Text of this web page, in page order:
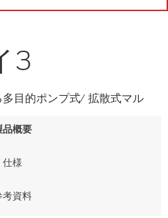
3
目的ポンプ式/ 拡散式マル
品概要
仕様
考資料